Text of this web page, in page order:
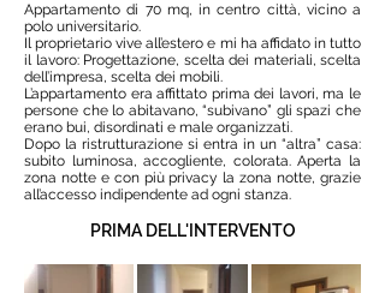
Appartamento di 70 mq, in centro città, vicino a
polo universitario.
Il proprietario vive all’estero e mi ha affidato in tutto
il lavoro: Progettazione, scelta dei materiali, scelta
dell’impresa, scelta dei mobili.
L’appartamento era affittato prima dei lavori, ma le
persone che lo abitavano, “subivano” gli spazi che
erano bui, disordinati e male organizzati.
Dopo la ristrutturazione si entra in un “altra” casa:
subito luminosa, accogliente, colorata. Aperta la
zona notte e con più privacy la zona notte, grazie
all’accesso indipendente ad ogni stanza.
PRIMA DELL'INTERVENTO